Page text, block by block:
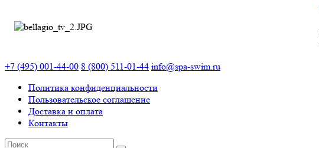
+7 (495) 001-44-00 8 (800) 511-01-44 info@spa-swim.ru
Политика конфиденциальности
Пользовательское соглашение
Доставка и оплата
Контакты